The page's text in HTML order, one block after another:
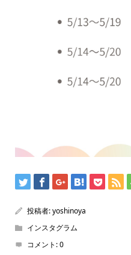
投稿者:yoshinoya
インスタグラム
コメント:0